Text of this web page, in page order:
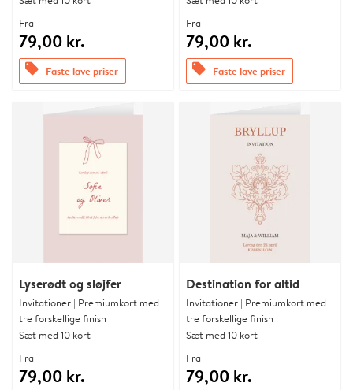
Fra
79,00 kr.
offers Faste lave priser
Fra
79,00 kr.
offers Faste lave priser
Lyserødt og sløjfer
Invitationer | Premiumkort med
tre forskellige finish
Sæt med 10 kort
Fra
79,00 kr.
Destination for altid
Invitationer | Premiumkort med
tre forskellige finish
Sæt med 10 kort
Fra
79,00 kr.